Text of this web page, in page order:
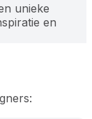
unieke
en